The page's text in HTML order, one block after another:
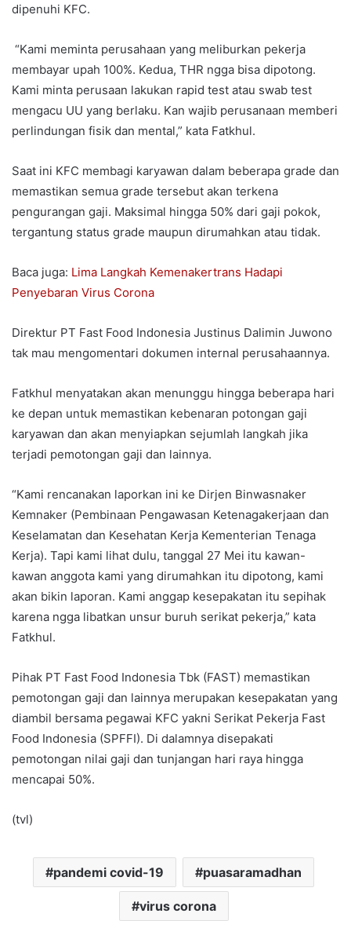
dipenuhi KFC.
“Kami meminta perusahaan yang meliburkan pekerja
membayar upah 100%. Kedua, THR ngga bisa dipotong.
Kami minta perusaan lakukan rapid test atau swab test
mengacu UU yang berlaku. Kan wajib perusanaan memberi
perlindungan fisik dan mental,” kata Fatkhul.
Saat ini KFC membagi karyawan dalam beberapa grade dan
memastikan semua grade tersebut akan terkena
pengurangan gaji. Maksimal hingga 50% dari gaji pokok,
tergantung status grade maupun dirumahkan atau tidak.
Baca juga: Lima Langkah Kemenakertrans Hadapi
Penyebaran Virus Corona
Direktur PT Fast Food Indonesia Justinus Dalimin Juwono
tak mau mengomentari dokumen internal perusahaannya.
Fatkhul menyatakan akan menunggu hingga beberapa hari
ke depan untuk memastikan kebenaran potongan gaji
karyawan dan akan menyiapkan sejumlah langkah jika
terjadi pemotongan gaji dan lainnya.
“Kami rencanakan laporkan ini ke Dirjen Binwasnaker
Kemnaker (Pembinaan Pengawasan Ketenagakerjaan dan
Keselamatan dan Kesehatan Kerja Kementerian Tenaga
Kerja). Tapi kami lihat dulu, tanggal 27 Mei itu kawan-
kawan anggota kami yang dirumahkan itu dipotong, kami
akan bikin laporan. Kami anggap kesepakatan itu sepihak
karena ngga libatkan unsur buruh serikat pekerja,” kata
Fatkhul.
Pihak PT Fast Food Indonesia Tbk (FAST) memastikan
pemotongan gaji dan lainnya merupakan kesepakatan yang
diambil bersama pegawai KFC yakni Serikat Pekerja Fast
Food Indonesia (SPFFI). Di dalamnya disepakati
pemotongan nilai gaji dan tunjangan hari raya hingga
mencapai 50%.
(tvl)
pandemi covid-19 puasaramadhan
virus corona